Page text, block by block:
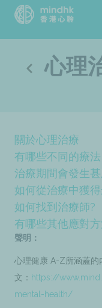
主
心理
關於心理治療
有哪些不同的療法
治療期間會發生甚
如何從治療中獲
如何找到治療師?
有哪些其他應對方
聲明：
心理健康 A-Z所涵蓋的
文： https://
mental-health/